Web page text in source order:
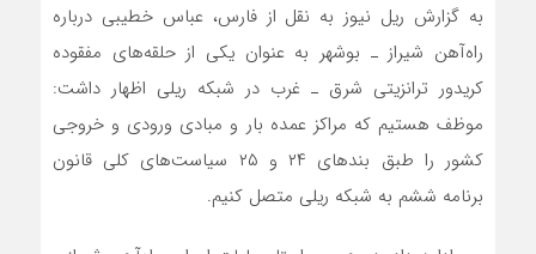
به گزارش ریل نیوز به نقل از فارس، عباس خطیبی درباره
راه‌آهن شیراز ـ بوشهر به عنوان یکی از حلقه‌های مفقوده
کریدور ترانزیتی شرق ـ غرب در شبکه ریلی اظهار داشت:
موظف هستیم که مراکز عمده بار و مبادی ورودی و خروجی
کشور را طبق بندهای ۲۴ و ۲۵ سیاست‌های کلی قانون
برنامه ششم به شبکه ریلی متصل کنیم.